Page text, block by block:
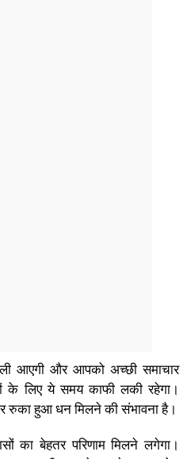
आएगी और आपको अच्छी समाचार
के लिए ये समय काफी लकी रहेगा।
हुआ धन मिलने की संभावना है।
का बेहतर परिणाम मिलने लगेगा।